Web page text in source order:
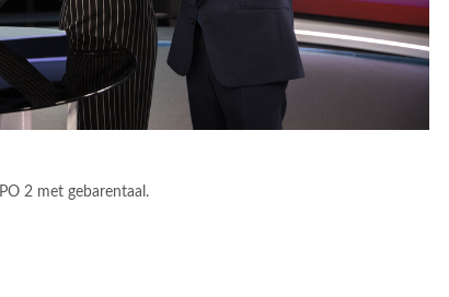
2 met gebarentaal.